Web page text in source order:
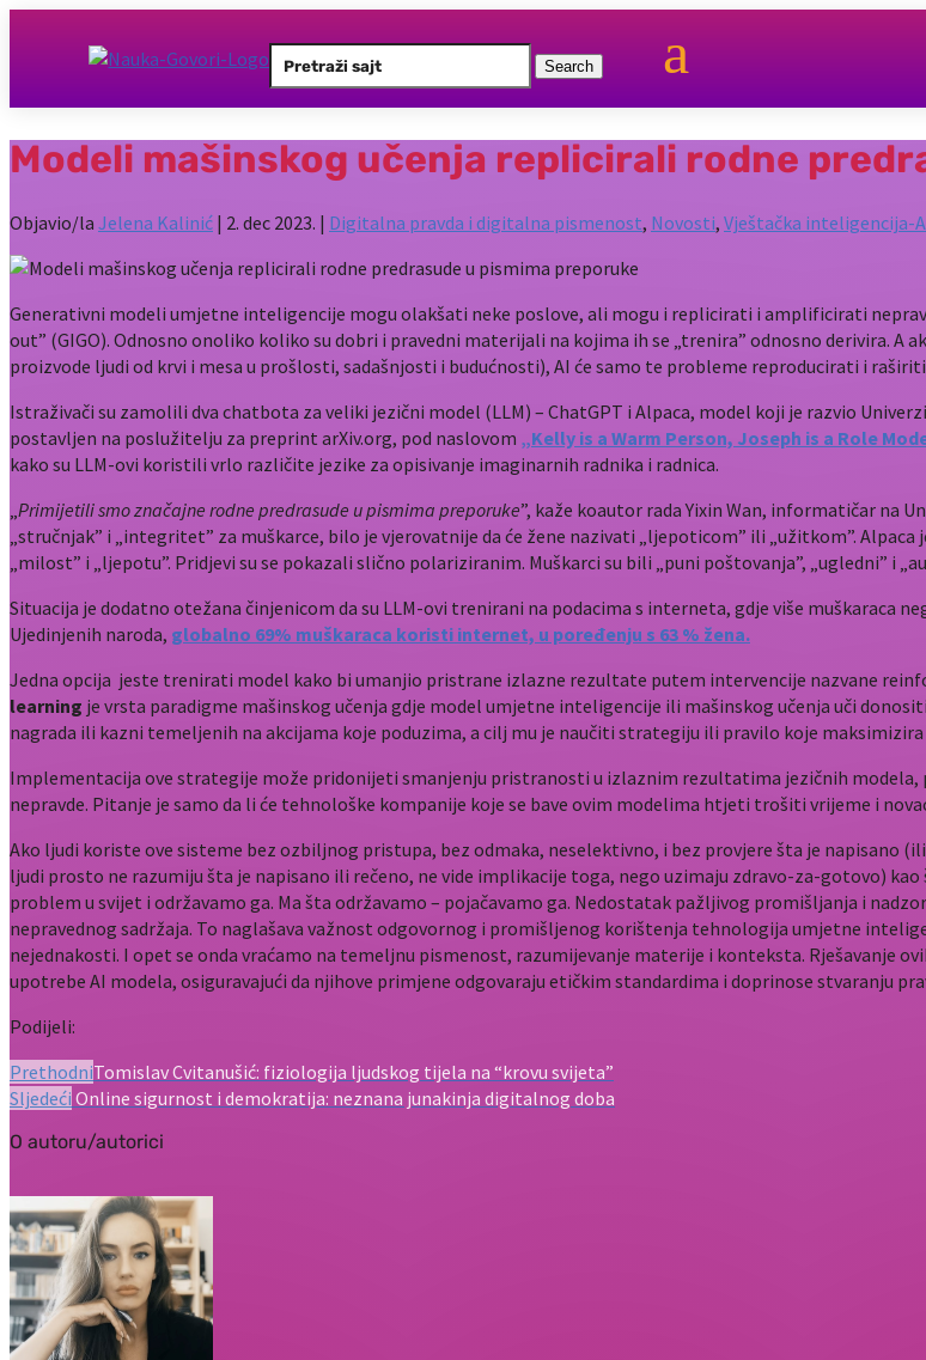
Search
for:
a
Modeli mašinskog učenja replicirali rodne
Objavio/la Jelena Kalinić | 2. dec 2023. | Digitalna pravda i digitalna pismenost, Novosti, Vještačka inteligencija-
Generativni modeli umjetne inteligencije mogu olakšati neke poslove, ali mogu i replicirati i amplificirati
out” (GIGO). Odnosno onoliko koliko su dobri i pravedni materijali na kojima ih se „trenira” odnosno derivira. A
proizvode ljudi od krvi i mesa u prošlosti, sadašnjosti i budućnosti), AI će samo te probleme reproducirati i
Istraživači su zamolili dva chatbota za veliki jezični model (LLM) – ChatGPT i Alpaca, model koji je razvio
postavljen na poslužitelju za preprint arXiv.org, pod naslovom „Kelly is a Warm Person, Joseph is a Role
kako su LLM-ovi koristili vrlo različite jezike za opisivanje imaginarnih radnika i radnica.
„Primijetili smo značajne rodne predrasude u pismima preporuke”, kaže koautor rada Yixin Wan, informatičar na
„stručnjak” i „integritet” za muškarce, bilo je vjerovatnije da će žene nazivati „ljepoticom” ili „užitkom”.
„milost” i „ljepotu”. Pridjevi su se pokazali slično polariziranim. Muškarci su bili „puni poštovanja”, „ugledni” i
Situacija je dodatno otežana činjenicom da su LLM-ovi trenirani na podacima s interneta, gdje više muškaraca
Ujedinjenih naroda, globalno 69% muškaraca koristi internet, u poređenju s 63 % žena.
Jedna opcija jeste trenirati model kako bi umanjio pristrane izlazne rezultate putem intervencije nazvane
learning je vrsta paradigme mašinskog učenja gdje model umjetne inteligencije ili mašinskog učenja uči
nagrada ili kazni temeljenih na akcijama koje poduzima, a cilj mu je naučiti strategiju ili pravilo koje
Implementacija ove strategije može pridonijeti smanjenju pristranosti u izlaznim rezultatima jezičnih modela,
nepravde. Pitanje je samo da li će tehnološke kompanije koje se bave ovim modelima htjeti trošiti vrijeme i
Ako ljudi koriste ove sisteme bez ozbiljnog pristupa, bez odmaka, neselektivno, i bez provjere šta je napisano
ljudi prosto ne razumiju šta je napisano ili rečeno, ne vide implikacije toga, nego uzimaju zdravo-za-gotovo)
problem u svijet i održavamo ga. Ma šta održavamo – pojačavamo ga. Nedostatak pažljivog promišljanja i
nepravednog sadržaja. To naglašava važnost odgovornog i promišljenog korištenja tehnologija umjetne
nejednakosti. I opet se onda vraćamo na temeljnu pismenost, razumijevanje materije i konteksta. Rješavanje
upotrebe AI modela, osiguravajući da njihove primjene odgovaraju etičkim standardima i doprinose stvaranju
Podijeli:
PrethodniTomislav Cvitanušić: fiziologija ljudskog tijela na “krovu svijeta”
Sljedeći Online sigurnost i demokratija: neznana junakinja digitalnog doba
O autoru/autorici